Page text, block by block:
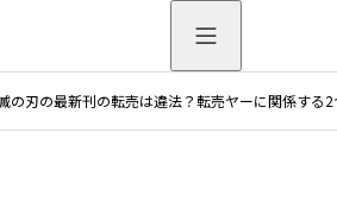
の刃の最新刊の転売は違法？転売ヤーに関係する